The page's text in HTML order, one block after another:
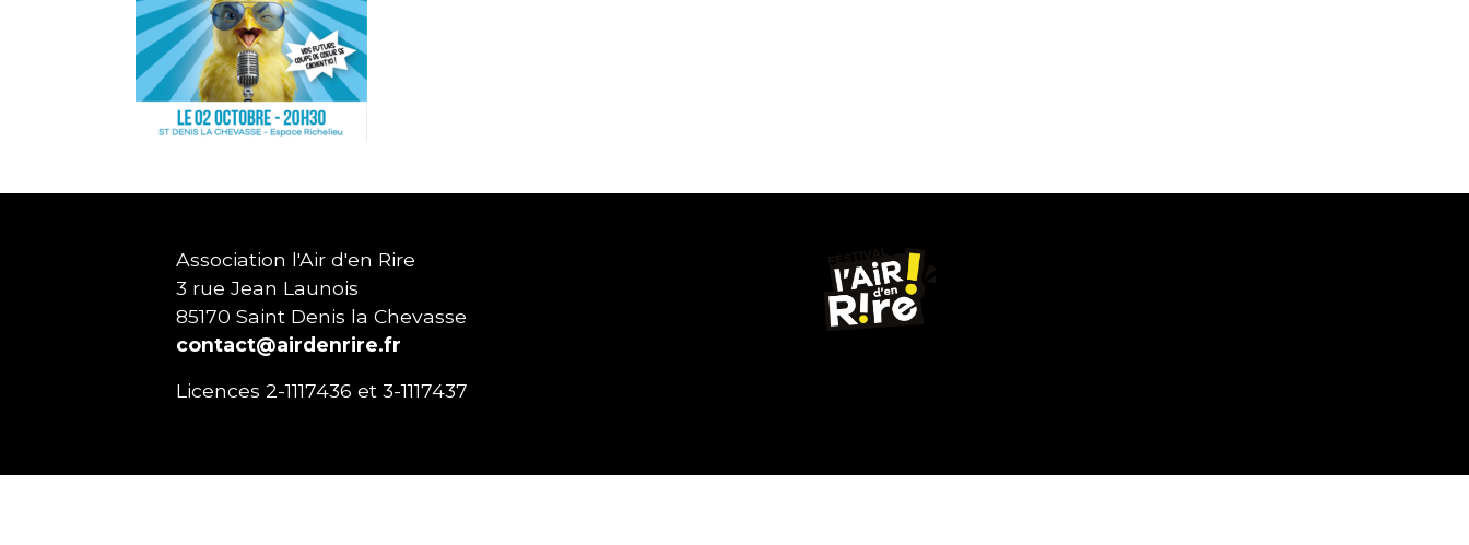
Association l'Air d'en Rire
3 rue Jean Launois
85170 Saint Denis la Chevasse
contact@airdenrire.fr
Licences 2-1117436 et 3-1117437